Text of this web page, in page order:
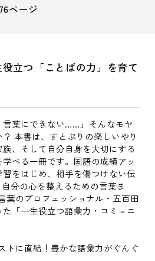
ページ
立つ「ことばの力」を育て
言葉にできない……」そんなモヤ
本書は、すとぷりの楽しいやり
、そして自分自身を大切にする
べる一冊です。国語の成績アッ
をはじめ、相手を傷つけない伝
分の心を整えるための言葉ま
のプロフェッショナル・五百田
「一生役立つ語彙力・コミュニ
トに直結！豊かな語彙力がぐんぐ